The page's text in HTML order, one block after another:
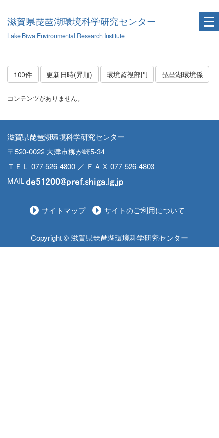
滋賀県琵琶湖環境科学研究センター
Lake Biwa Environmental Research Institute
100件 更新日時(昇順) 環境監視部門 琵琶湖環境係
コンテンツがありません。
滋賀県琵琶湖環境科学研究センター
〒520-0022 大津市柳が崎5-34
ＴＥＬ 077-526-4800 ／ ＦＡＸ 077-526-4803
MAIL
サイトマップ サイトのご利用について
Copyright © 滋賀県琵琶湖環境科学研究センター